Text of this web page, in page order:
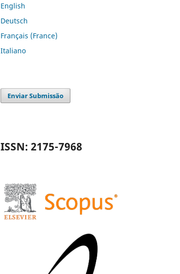
English
Deutsch
Français (France)
Italiano
Enviar Submissão
ISSN: 2175-7968